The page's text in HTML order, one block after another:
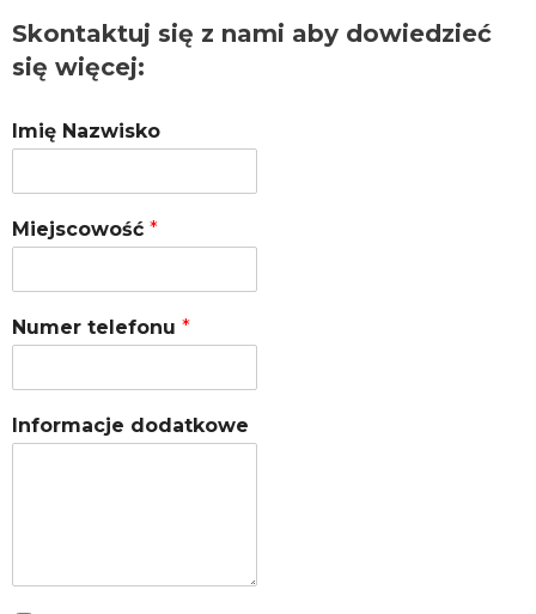
Skontaktuj się z nami aby dowiedzieć
się więcej:
Imię Nazwisko
Miejscowość *
Numer telefonu *
Informacje dodatkowe